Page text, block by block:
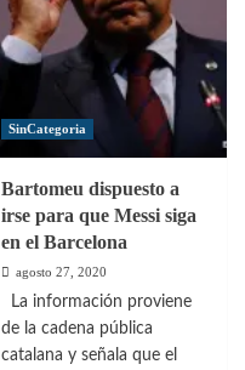
decidir»
SinCategoria
Bartomeu dispuesto a
irse para que Messi siga
en el Barcelona
agosto 27, 2020
La información proviene
de la cadena pública
catalana y señala que el